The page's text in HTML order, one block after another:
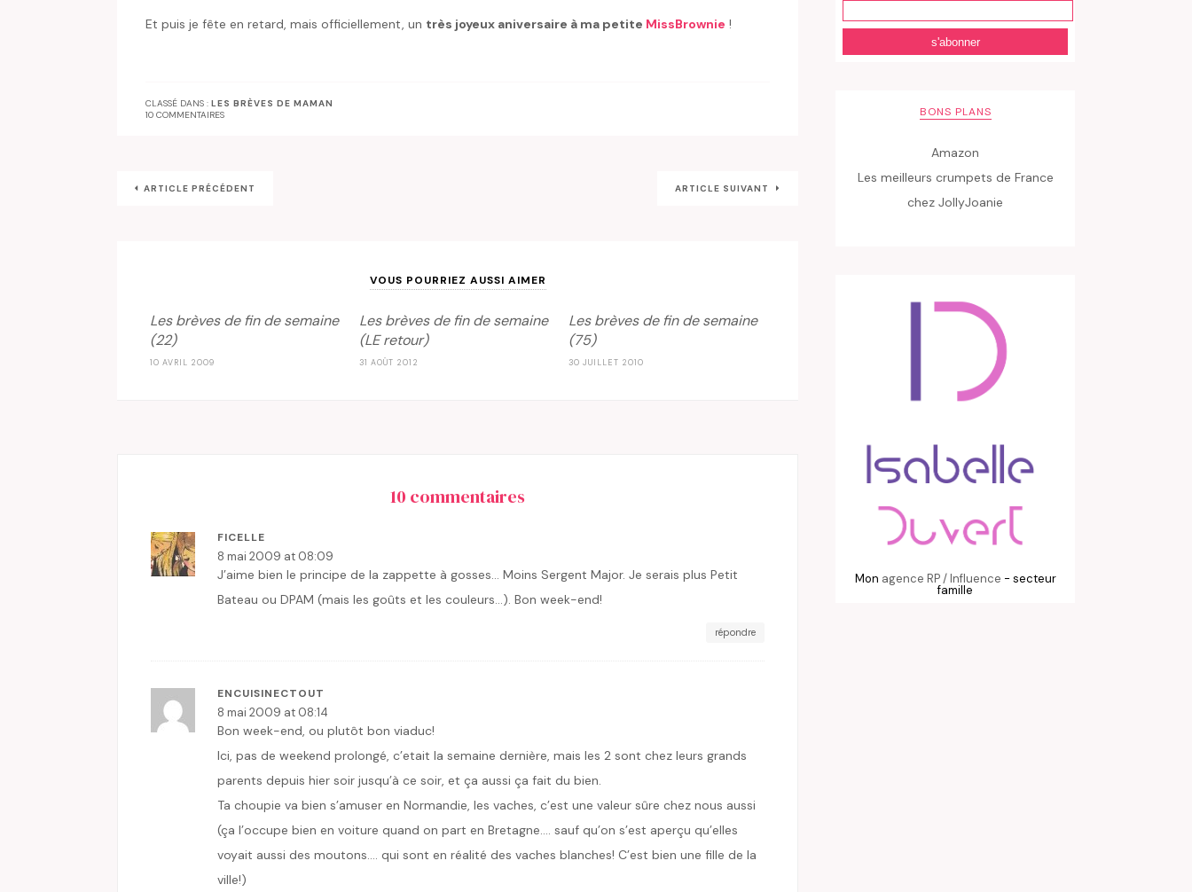
Et puis je fête en retard, mais officiellement, un très joyeux aniversaire à ma petite MissBrownie !
CLASSÉ DANS : LES BRÈVES DE MAMAN
10 COMMENTAIRES
ARTICLE PRÉCÉDENT ARTICLE SUIVANT
VOUS POURRIEZ AUSSI AIMER
Les brèves de fin de semaine
(22)
10 AVRIL 2009
Les brèves de fin de semaine
(LE retour)
31 AOÛT 2012
Les brèves de fin de semaine
(75)
30 JUILLET 2010
10 commentaires
FICELLE
8 mai 2009 at 08:09
J’aime bien le principe de la zappette à gosses… Moins Sergent Major. Je serais plus Petit
Bateau ou DPAM (mais les goûts et les couleurs…). Bon week-end!
répondre
ENCUISINECTOUT
8 mai 2009 at 08:14
Bon week-end, ou plutôt bon viaduc!
Ici, pas de weekend prolongé, c’etait la semaine dernière, mais les 2 sont chez leurs grands
parents depuis hier soir jusqu’à ce soir, et ça aussi ça fait du bien.
Ta choupie va bien s’amuser en Normandie, les vaches, c’est une valeur sûre chez nous aussi
(ça l’occupe bien en voiture quand on part en Bretagne…. sauf qu’on s’est aperçu qu’elles
voyait aussi des moutons…. qui sont en réalité des vaches blanches! C’est bien une fille de la
ville!)
BONS PLANS
Amazon
Les meilleurs crumpets de France
chez JollyJoanie
Mon agence RP / Influence - secteur
famille